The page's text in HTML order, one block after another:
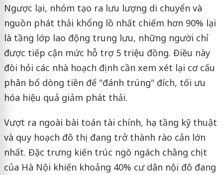
Ngược lại, nhóm tạo ra lưu lượng di chuyển và
nguồn phát thải khổng lồ nhất chiếm hơn 90% lại
là tầng lớp lao động trung lưu, những người chỉ
được tiếp cận mức hỗ trợ 5 triệu đồng. Điều này
đòi hỏi các nhà hoạch định cần xem xét lại cơ cấu
phân bổ dòng tiền để "đánh trúng" đích, tối ưu
hóa hiệu quả giảm phát thải.
Vượt ra ngoài bài toán tài chính, hạ tầng kỹ thuật
và quy hoạch đô thị đang trở thành rào cản lớn
nhất. Đặc trưng kiến trúc ngõ ngách chằng chịt
của Hà Nội khiến khoảng 40% cư dân nội đô đang